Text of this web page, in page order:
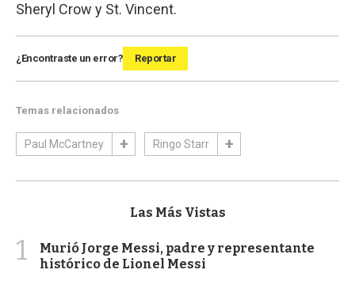
Sheryl Crow y St. Vincent.
¿Encontraste un error? Reportar
Temas relacionados
Paul McCartney Ringo Starr
Las Más Vistas
1
Murió Jorge Messi, padre y representante
histórico de Lionel Messi